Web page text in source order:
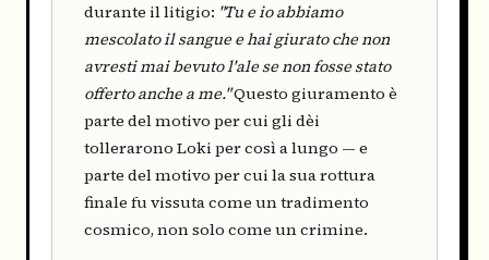
durante il litigio: "Tu e io abbiamo
mescolato il sangue e hai giurato che non
avresti mai bevuto l'ale se non fosse stato
offerto anche a me."Questo giuramento è
parte del motivo per cui gli dèi
tollerarono Loki per così a lungo — e
parte del motivo per cui la sua rottura
finale fu vissuta come un tradimento
cosmico, non solo come un crimine.